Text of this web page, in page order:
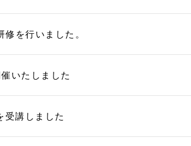
を行いました。
いたしました
受講しました